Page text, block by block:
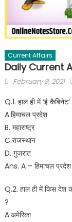
Current Affairs
Daily Current
February 9, 2021
Q.1. हाल ही में ‘ई
A.हिमाचल प्रदेश
B. महाराष्ट्र
C.राजस्थान
D. गुजरात
Ans. A – हिमाचल प्रदेश
Q.2. हाल ही में किस देश
?
A.अमेरिका